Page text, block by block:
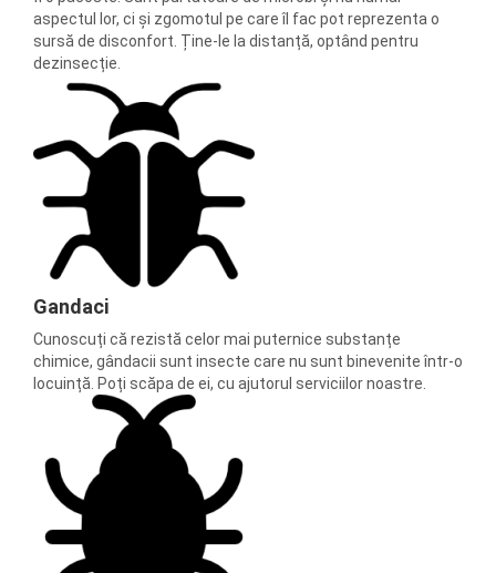
aspectul lor, ci și zgomotul pe care îl fac pot reprezenta o
sursă de disconfort. Ține-le la distanță, optând pentru
dezinsecție.
Gandaci
Cunoscuți că rezistă celor mai puternice substanțe
chimice, gândacii sunt insecte care nu sunt binevenite într-o
locuință. Poți scăpa de ei, cu ajutorul serviciilor noastre.